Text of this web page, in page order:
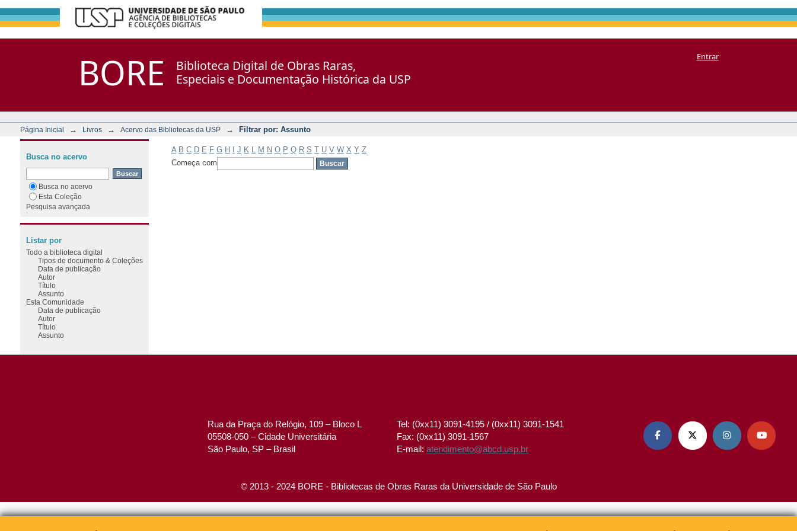
BORE
Biblioteca Digital de Obras Raras,
Especiais e Documentação Histórica da USP
Entrar
Página Inicial → Livros → Acervo das Bibliotecas da USP → Filtrar por: Assunto
A B C D E F G H J K M N O P Q R S T U V W X Y Z
Começa com
Busca no acervo
Busca no acervo
Esta Coleção
Pesquisa avançada
Listar por
Todo a biblioteca digital
Tipos de documento & Coleções
Data de publicação
Autor
Título
Assunto
Esta Comunidade
Data de publicação
Autor
Título
Assunto
Rua da Praça do Relógio, 109 – Bloco L
05508-050 – Cidade Universitária
São Paulo, SP – Brasil
Tel: (0xx11) 3091-4195 / (0xx11) 3091-1541
Fax: (0xx11) 3091-1567
E-mail:atendimento@abcd.usp.br
   
© 2013 - 2024 BORE - Bibliotecas de Obras Raras da Universidade de São Paulo